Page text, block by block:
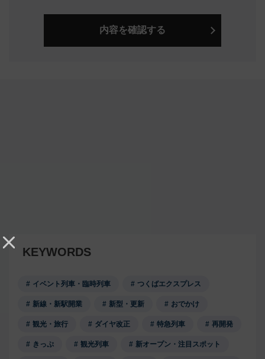
りするものです。
お客様へのご回答のe-mailの一部または全部を、上記2.
内容を確認する
KEYWORDS
イベント列車・臨時列車 つくばエクスプレス
新線・新駅開業 新型・更新 おでかけ
観光・旅行 ダイヤ改正 特急列車 再開発
きっぷ 観光列車 新オープン・注目スポット